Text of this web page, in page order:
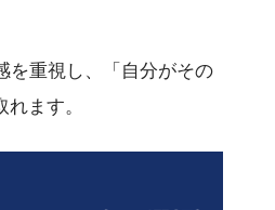
を重視し、「自分がその
ます。